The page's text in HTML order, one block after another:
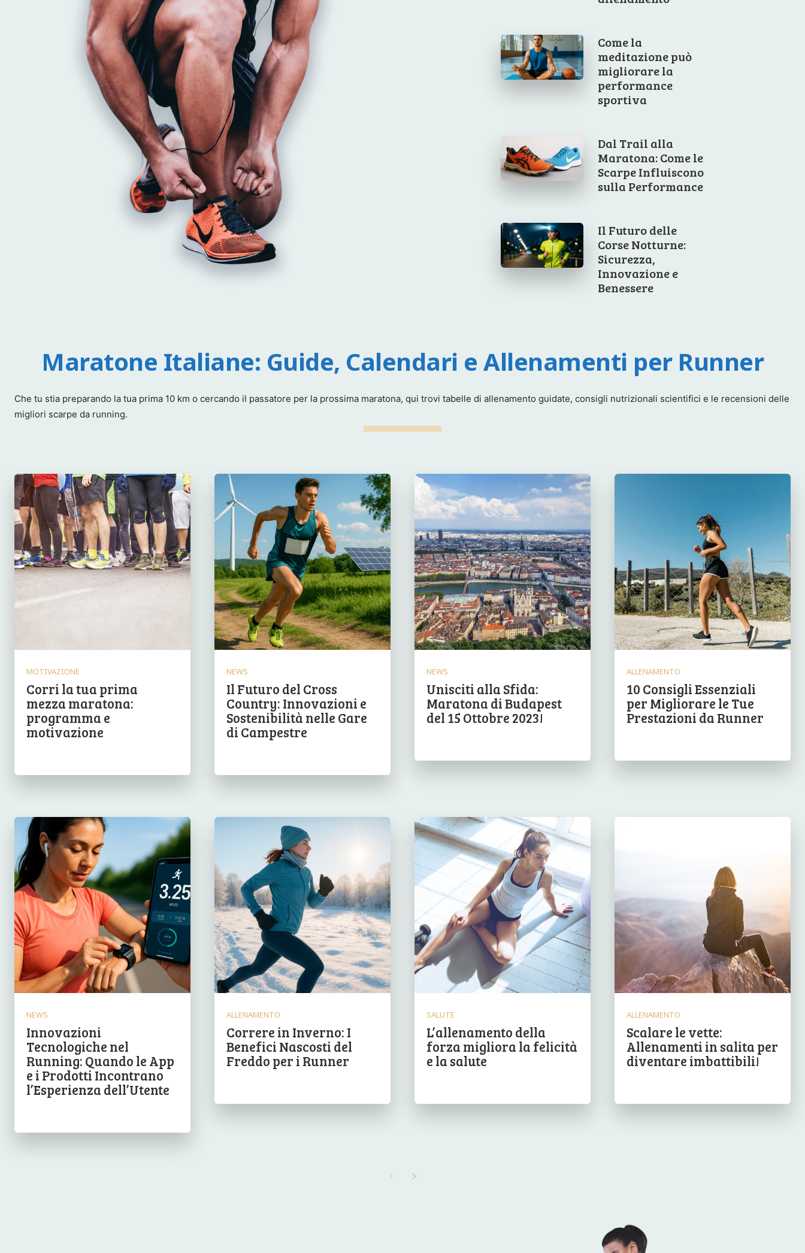
Come la
meditazione può
migliorare la
performance
sportiva
Dal Trail alla
Maratona: Come le
Scarpe Influiscono
sulla Performance
Il Futuro delle
Corse Notturne:
Sicurezza,
Innovazione e
Benessere
Maratone Italiane: Guide, Calendari e Allenamenti per Runner
Che tu stia preparando la tua prima 10 km o cercando il passatore per la prossima maratona, qui trovi tabelle di allenamento guidate, consigli nutrizionali scientifici e le recensioni delle
migliori scarpe da running.
MOTIVAZIONE
Corri la tua prima
mezza maratona:
programma e
motivazione
NEWS
Il Futuro del Cross
Country: Innovazioni e
Sostenibilità nelle Gare
di Campestre
NEWS
Unisciti alla Sfida:
Maratona di Budapest
del 15 Ottobre 2023!
ALLENAMENTO
10 Consigli Essenziali
per Migliorare le Tue
Prestazioni da Runner
NEWS
Innovazioni
Tecnologiche nel
Running: Quando le App
e i Prodotti Incontrano
l’Esperienza dell’Utente
ALLENAMENTO
Correre in Inverno: I
Benefici Nascosti del
Freddo per i Runner
SALUTE
L’allenamento della
forza migliora la felicità
e la salute
ALLENAMENTO
Scalare le vette:
Allenamenti in salita per
diventare imbattibili!